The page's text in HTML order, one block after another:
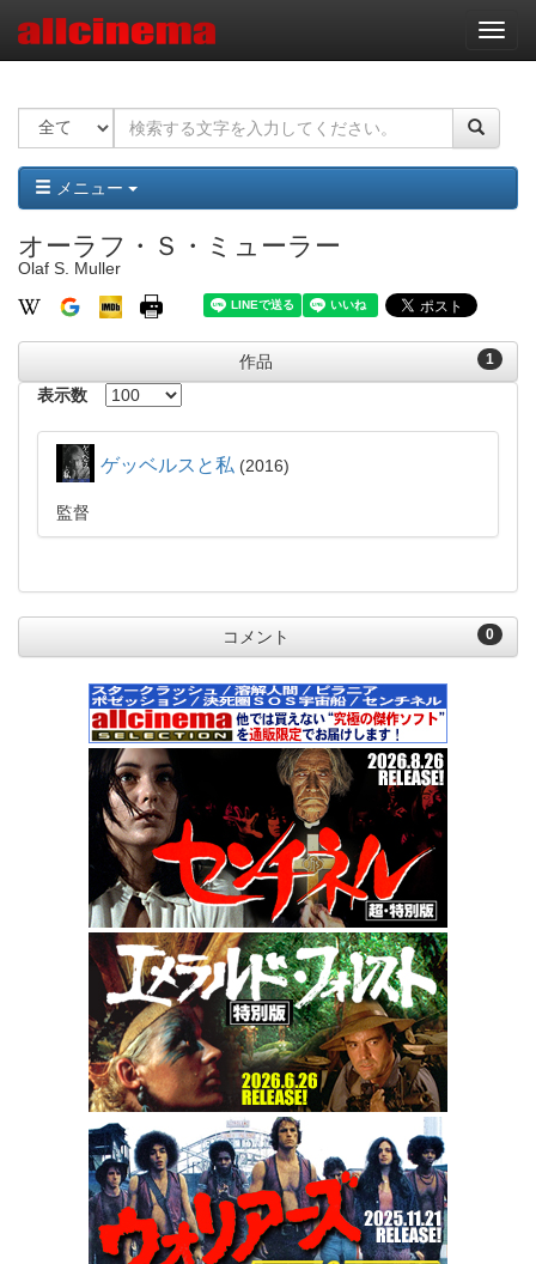
ナ
ビ
ー
ョ
ン
メニュー
オーラフ・Ｓ・ミューラー
Olaf S. Muller
1
作品
表示数
ゲッベルスと私 2016
監督
0
コメント